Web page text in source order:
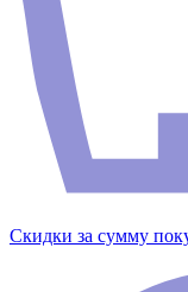
Скидки за сумму